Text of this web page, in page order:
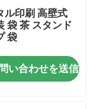
ル印刷 高壁式
袋 茶 スタンド
袋
い合わせを送信